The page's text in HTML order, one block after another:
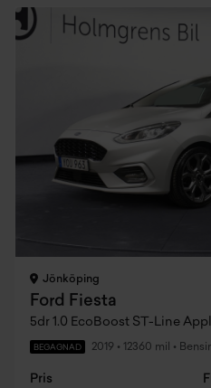
Jönköping
Ford Fiesta
5dr 1.0 EcoBoost ST-Line
BEGAGNAD 2019 • 12360 mil •
Pris